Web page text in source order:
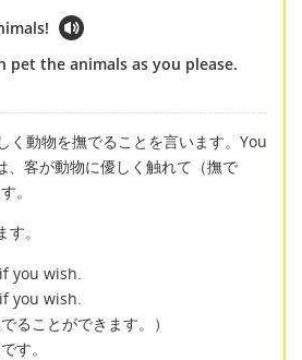
pet the animals as you please.
動物を撫でることを言います。You
客が動物に優しく触れて（撫で
。
。
you wish.
you wish.
ることができます。）
す。